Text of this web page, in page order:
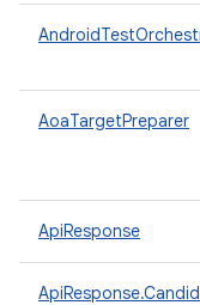
AoaTargetPreparer
ApiResponse